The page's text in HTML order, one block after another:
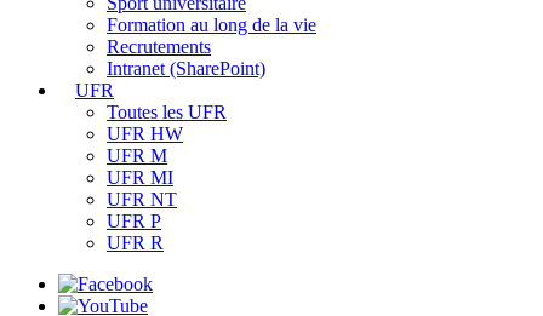
Formation au long de la vie
Recrutements
Intranet (SharePoint)
UFR
Toutes les UFR
UFR HW
UFR M
UFR MI
UFR NT
UFR P
UFR R